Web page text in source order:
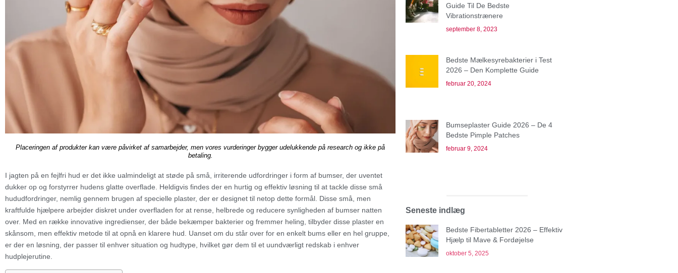
Placeringen af produkter kan være påvirket af samarbejder, men vores vurderinger bygger udelukkende på research og ikke på
betaling.
I jagten på en fejlfri hud er det ikke ualmindeligt at støde på små, irriterende udfordringer i form af bumser, der uventet
dukker op og forstyrrer hudens glatte overflade. Heldigvis findes der en hurtig og effektiv løsning til at tackle disse små
hududfordringer, nemlig gennem brugen af specielle plaster, der er designet til netop dette formål. Disse små, men
kraftfulde hjælpere arbejder diskret under overfladen for at rense, helbrede og reducere synligheden af bumser natten
over. Med en række innovative ingredienser, der både bekæmper bakterier og fremmer heling, tilbyder disse plaster en
skånsom, men effektiv metode til at opnå en klarere hud. Uanset om du står over for en enkelt bums eller en hel gruppe,
er der en løsning, der passer til enhver situation og hudtype, hvilket gør dem til et uundværligt redskab i enhver
hudplejerutine.
Guide Til De Bedste
Vibrationstrænere
september 8, 2023
Bedste Mælkesyrebakterier i Test
2026 – Den Komplette Guide
februar 20, 2024
Bumseplaster Guide 2026 – De 4
Bedste Pimple Patches
februar 9, 2024
Seneste indlæg
Bedste Fibertabletter 2026 – Effektiv
Hjælp til Mave & Fordøjelse
oktober 5, 2025